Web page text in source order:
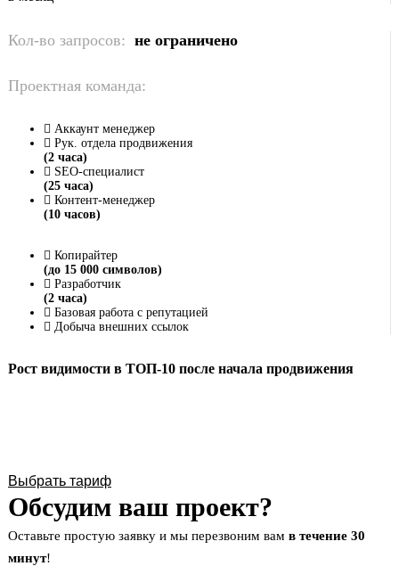
Кол-во запросов: не ограничено
Проектная команда:
Аккаунт менеджер
Рук. отдела продвижения
(2 часа)
SEO-специалист
(25 часа)
Контент-менеджер
(10 часов)
Копирайтер
(до 15 000 символов)
Разработчик
(2 часа)
Базовая работа с репутацией
Добыча внешних ссылок
Рост видимости в ТОП-10 после начала продвижения
Выбрать тариф
Обсудим ваш проект?
Оставьте простую заявку и мы перезвоним вам в течение 30
минут!